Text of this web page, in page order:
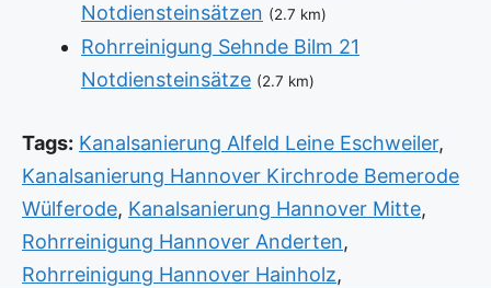
Notdiensteinsätzen (2.7 km)
Rohrreinigung Sehnde Bilm 21
Notdiensteinsätze (2.7 km)
Tags: Kanalsanierung Alfeld Leine Eschweiler,
Kanalsanierung Hannover Kirchrode Bemerode
Wülferode, Kanalsanierung Hannover Mitte,
Rohrreinigung Hannover Anderten,
Rohrreinigung Hannover Hainholz,